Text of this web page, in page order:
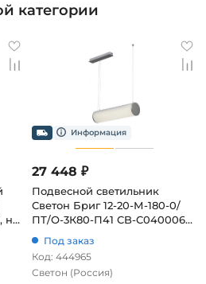
категории
на
27 448 ₽
Подвесной светильник
Светон Бриг 12-20-М-180-0/
ПТ/О-3К80-П41 CB-C0400062
Под заказ
Код: 444965
Светон (Россия)